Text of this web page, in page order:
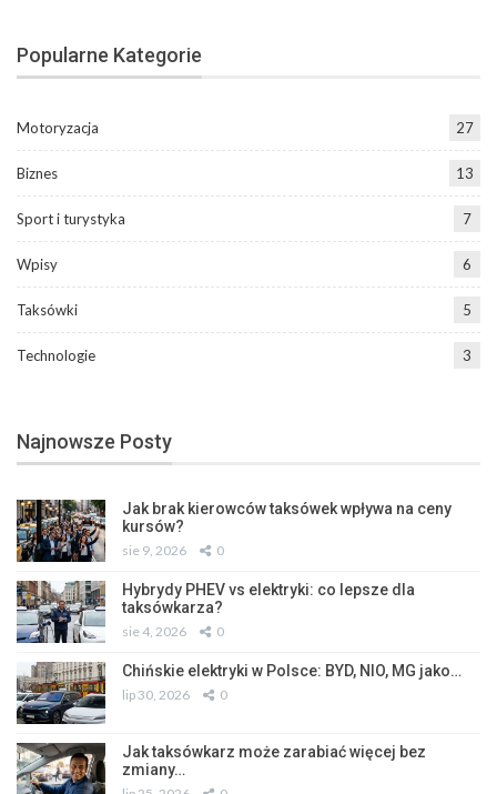
Popularne Kategorie
Motoryzacja 27
Biznes 13
Sport i turystyka 7
Wpisy 6
Taksówki 5
Technologie 3
Najnowsze Posty
Jak brak kierowców taksówek wpływa na ceny
kursów?
sie 9, 2026 0
Hybrydy PHEV vs elektryki: co lepsze dla
taksówkarza?
sie 4, 2026 0
Chińskie elektryki w Polsce: BYD, NIO, MG jako…
lip 30, 2026 0
Jak taksówkarz może zarabiać więcej bez
zmiany…